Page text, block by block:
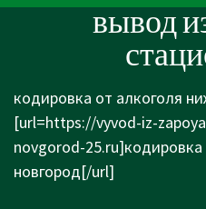
Main
вывод
кодировка от алкоголя
[url=https://vyvod-iz-
novgorod-
новгород[/url]